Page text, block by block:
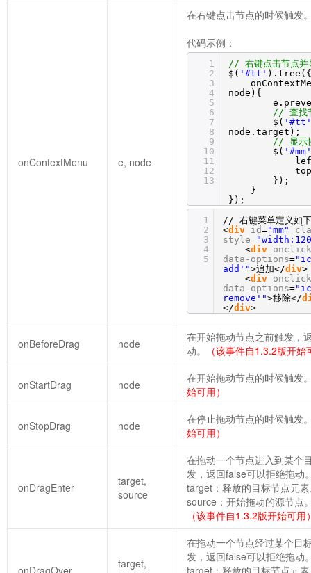
onContextMenu e, node
在右键点击节点的时候触发
代码示例：
1
2
3
4
5
6
7
8
9
10
11
12
13
// 右键点击节点并
$( '#tt' ).tree({
node){
// 查找
$( '#tt'
node.target);
// 显示
$( '#mm'
});
}
});
1
2
3
4
5
// 右键菜单定义如
<div id="mm"
style=
<div onclick
data-options=
add'">追加</div>
<div onclick
data-options=
remove'">移除</
</div>
onBeforeDrag node
在开始拖动节点之前触发，
动。
（该事件自1.3.2版开始
onStartDrag node
在开始拖动节点的时候触发
始可用）
onStopDrag node
在停止拖动节点的时候触发
始可用）
onDragEnter
target,
source
在拖动一个节点进入到某个
发，返回false可以拒绝拖动
target：释放的目标节点元
source：开始拖动的源节点
（该事件自1.3.2版开始可用
onDragOver
target,
在拖动一个节点经过某个目
发，返回false可以拒绝拖动
target：释放的目标节点元